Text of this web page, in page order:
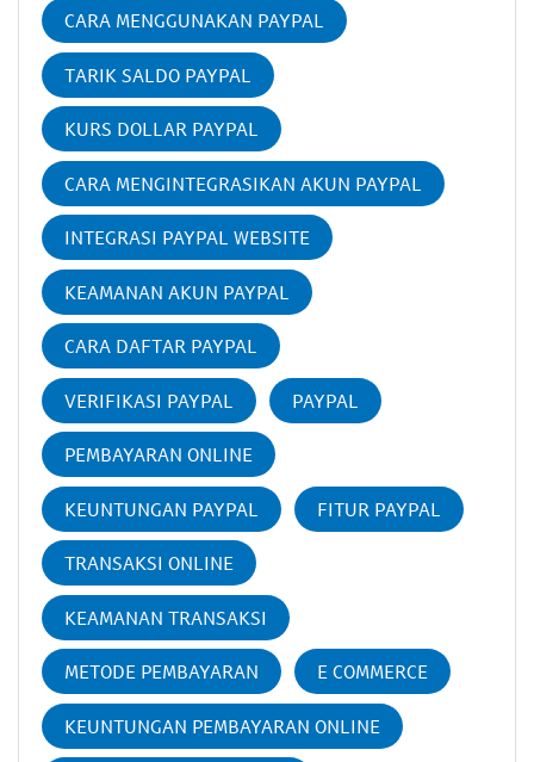
CARA MENGGUNAKAN PAYPAL
TARIK SALDO PAYPAL
KURS DOLLAR PAYPAL
CARA MENGINTEGRASIKAN AKUN PAYPAL
INTEGRASI PAYPAL WEBSITE
KEAMANAN AKUN PAYPAL
CARA DAFTAR PAYPAL
VERIFIKASI PAYPAL PAYPAL
PEMBAYARAN ONLINE
KEUNTUNGAN PAYPAL FITUR PAYPAL
TRANSAKSI ONLINE
KEAMANAN TRANSAKSI
METODE PEMBAYARAN E COMMERCE
KEUNTUNGAN PEMBAYARAN ONLINE